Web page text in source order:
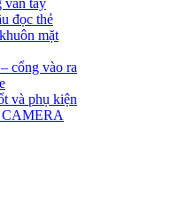
vân tay
đọc thẻ
mặt
cổng vào ra
và phụ kiện